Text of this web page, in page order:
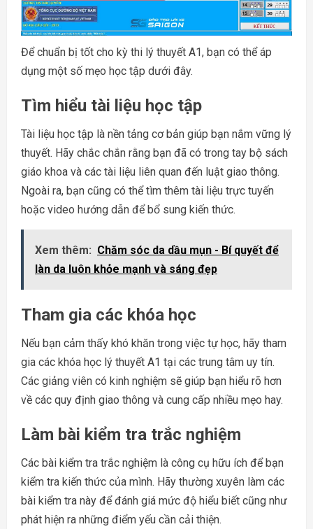
Để chuẩn bị tốt cho kỳ thi lý thuyết A1, bạn có thể áp
dụng một số mẹo học tập dưới đây.
Tìm hiểu tài liệu học tập
Tài liệu học tập là nền tảng cơ bản giúp bạn nắm vững lý
thuyết. Hãy chắc chắn rằng bạn đã có trong tay bộ sách
giáo khoa và các tài liệu liên quan đến luật giao thông.
Ngoài ra, bạn cũng có thể tìm thêm tài liệu trực tuyến
hoặc video hướng dẫn để bổ sung kiến thức.
Xem thêm: Chăm sóc da dầu mụn - Bí quyết để
làn da luôn khỏe mạnh và sáng đẹp
Tham gia các khóa học
Nếu bạn cảm thấy khó khăn trong việc tự học, hãy tham
gia các khóa học lý thuyết A1 tại các trung tâm uy tín.
Các giảng viên có kinh nghiệm sẽ giúp bạn hiểu rõ hơn
về các quy định giao thông và cung cấp nhiều mẹo hay.
Làm bài kiểm tra trắc nghiệm
Các bài kiểm tra trắc nghiệm là công cụ hữu ích để bạn
kiểm tra kiến thức của mình. Hãy thường xuyên làm các
bài kiểm tra này để đánh giá mức độ hiểu biết cũng như
phát hiện ra những điểm yếu cần cải thiện.